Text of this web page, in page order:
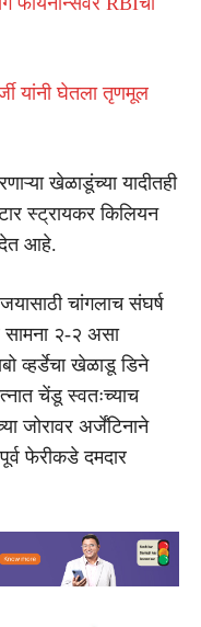
यांनी घेतला तृणमूल
खेळाडूंच्या यादीतही
स्ट्रायकर किलियन
देत आहे.
चांगलाच संघर्ष
सामना २-२ असा
व्हर्डेचा खेळाडू डिने
चेंडू स्वतःच्याच
जोरावर अर्जेंटिनाने
फेरीकडे दमदार